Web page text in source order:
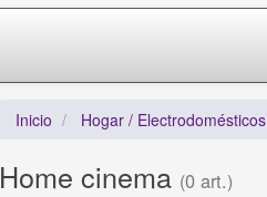
Inicio Hogar / Electrodomésticos
Home cinema (0 art.)